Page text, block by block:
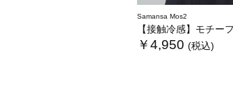
Samansa Mos2
【接触冷感】モチーフ編みコンビ
￥4,950 (税込)